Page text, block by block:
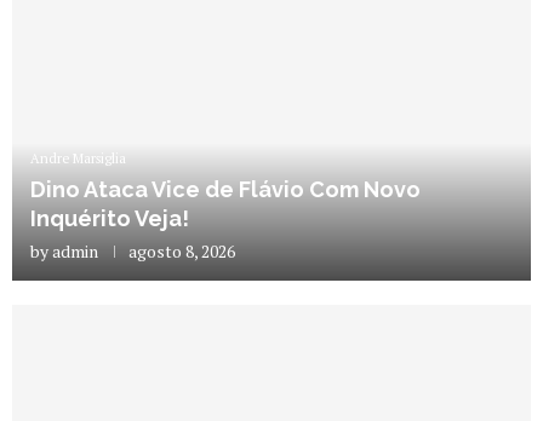
Andre Marsiglia
Dino Ataca Vice de Flávio Com Novo
Inquérito Veja!
byadmin agosto 8, 2026